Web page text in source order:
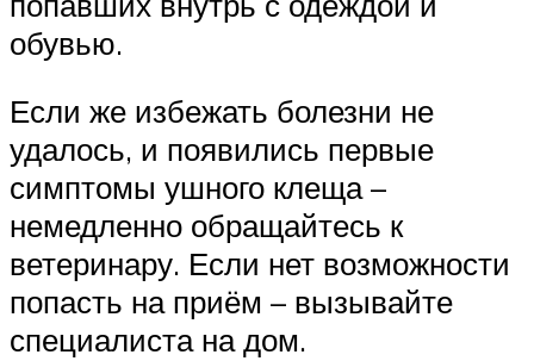
обувью.
Если же избежать болезни не
удалось, и появились первые
симптомы ушного клеща –
немедленно обращайтесь к
ветеринару. Если нет возможности
попасть на приём – вызывайте
специалиста на дом.